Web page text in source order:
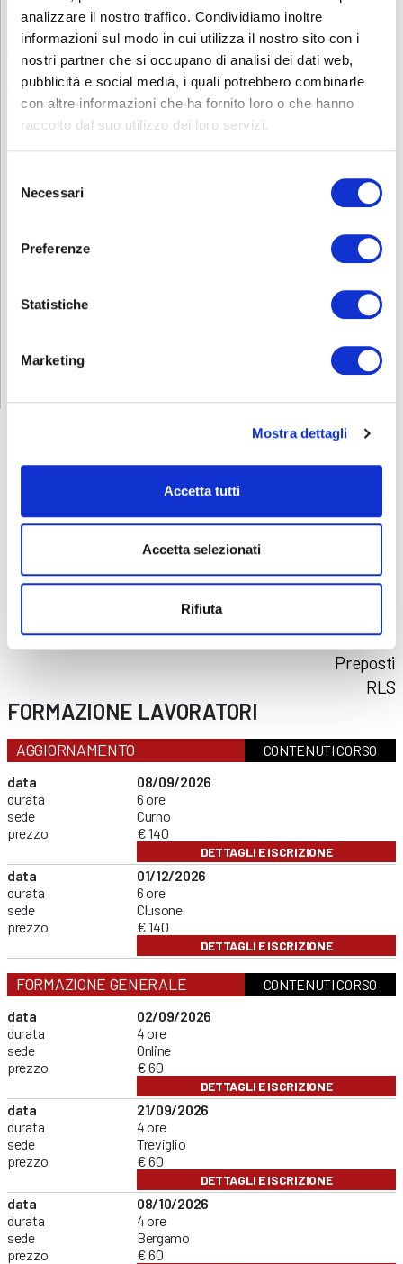
analizzare il nostro traffico. Condividiamo inoltre
informazioni sul modo in cui utilizza il nostro sito con i
nostri partner che si occupano di analisi dei dati web,
pubblicità e social media, i quali potrebbero combinarle
con altre informazioni che ha fornito loro o che hanno
raccolto dal suo utilizzo dei loro servizi.
delNecessari
Preferenze
Statistiche
Marketing
Mostra dettagli
Accetta tutti
Accetta selezionati
Rifiuta
Questa verifica può avvenire tramite:
conoscenza della lingua da parte del lavoratore
un test di comprensione linguistica, somministrato prima
dell’inizio del corso
Sei interessato ad altri corsi sulla Sicurezza? Consulta la nostra
Contatti
Per avere ulteriori informazioni non esitate a contattarci allo
CORSI
Addetti al servizio antincendio
Formazione lavoratori
PES/PAV
Preposti
RLS
FORMAZIONE LAVORATORI
AGGIORNAMENTO
CONTENUTI CORSO
data
durata
sede
prezzo
08/09/2026
6 ore
Curno
€ 140
DETTAGLI E ISCRIZIONE
data
durata
sede
prezzo
01/12/2026
6 ore
Clusone
€ 140
DETTAGLI E ISCRIZIONE
FORMAZIONE GENERALE
CONTENUTI CORSO
data
durata
sede
prezzo
02/09/2026
4 ore
Online
€ 60
DETTAGLI E ISCRIZIONE
data
durata
sede
prezzo
21/09/2026
4 ore
Treviglio
€ 60
DETTAGLI E ISCRIZIONE
data
durata
sede
prezzo
08/10/2026
4 ore
Bergamo
€ 60